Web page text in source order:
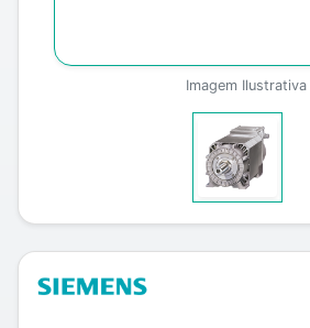
Imagem Ilustrativa